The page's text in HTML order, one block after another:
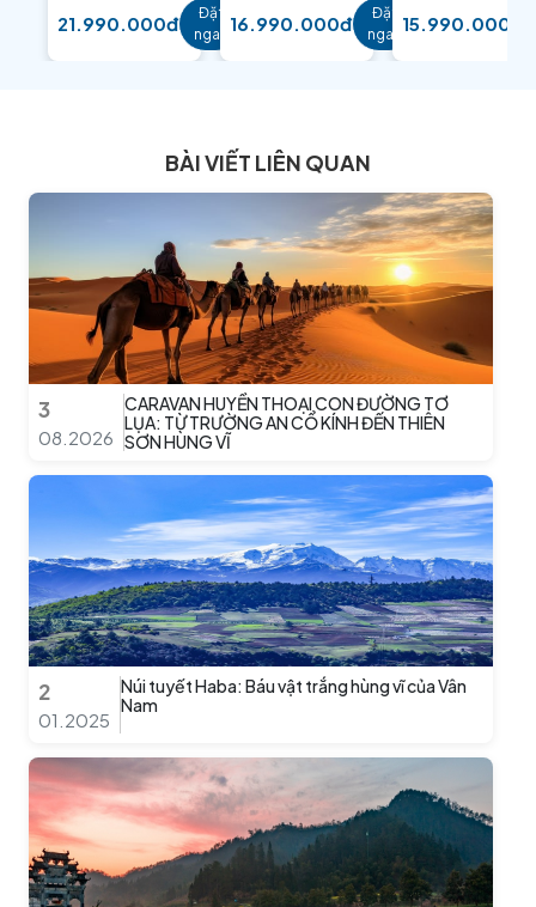
21.990.000đ
Đặt
ngay
16.990.000đ
Đặt
ngay 15.990.000đ
BÀI VIẾT LIÊN QUAN
3
08.2026
CARAVAN HUYỀN THOẠI CON ĐƯỜNG TƠ
LỤA: TỪ TRƯỜNG AN CỔ KÍNH ĐẾN THIÊN
SƠN HÙNG VĨ
2
01.2025
Núi tuyết Haba: Báu vật trắng hùng vĩ của Vân
Nam